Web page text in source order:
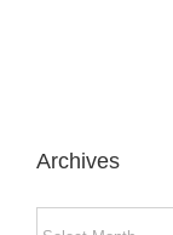
Archives